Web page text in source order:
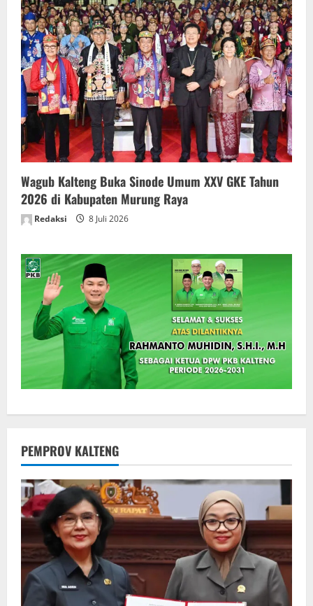
Wagub Kalteng Buka Sinode Umum XXV GKE Tahun
2026 di Kabupaten Murung Raya
Redaksi 8 Juli 2026
PEMPROV KALTENG